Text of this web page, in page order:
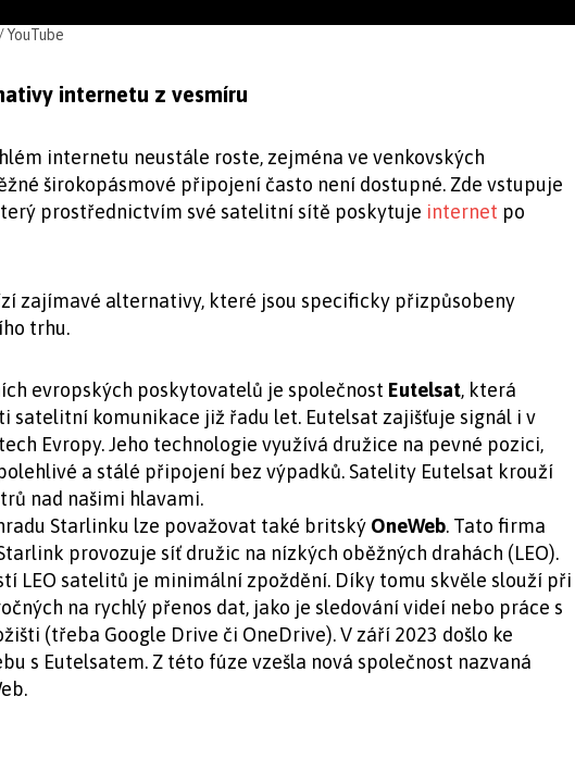
internetu z vesmíru
internetu neustále roste, zejména ve venkovských
širokopásmové připojení často není dostupné. Zde vstupuje
prostřednictvím své satelitní sítě poskytuje internet po
zajímavé alternativy, které jsou specificky přizpůsobeny
trhu.
evropských poskytovatelů je společnost Eutelsat, která
satelitní komunikace již řadu let. Eutelsat zajišťuje signál i v
Evropy. Jeho technologie využívá družice na pevné pozici,
a stálé připojení bez výpadků. Satelity Eutelsat krouží
nad našimi hlavami.
Starlinku lze považovat také britský OneWeb. Tato firma
provozuje síť družic na nízkých oběžných drahách (LEO).
LEO satelitů je minimální zpoždění. Díky tomu skvěle slouží při
na rychlý přenos dat, jako je sledování videí nebo práce s
(třeba Google Drive či OneDrive). V září 2023 došlo ke
s Eutelsatem. Z této fúze vzešla nová společnost nazvaná